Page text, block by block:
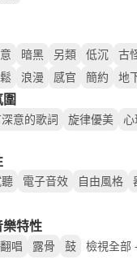
暗黑 另類 低沉 古
浪漫 感官 簡約 地
意的歌詞 旋律優美 心
電子音效 自由風格
樂特性
翻唱 露骨 鼓 檢視全部